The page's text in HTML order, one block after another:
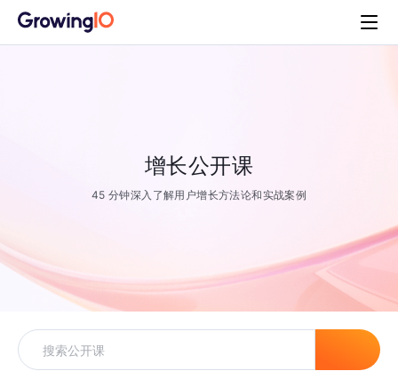
增长公开课
45 分钟深入了解用户增长方法论和实战案例